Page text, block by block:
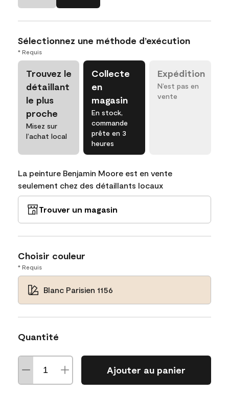
Sélectionnez une méthode d’exécution
* Requis
Trouvez le
détaillant
le plus
proche
Misez sur
l’achat local
Collecte
en
magasin
En stock,
commande
prête en 3
heures
Expédition
N’est pas en
vente
La peinture Benjamin Moore est en vente
seulement chez des détaillants locaux
Trouver un magasin
Choisir couleur
* Requis
Blanc Parisien 1156
Quantité
Ajouter au panier